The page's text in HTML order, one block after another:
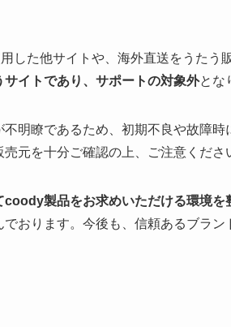
した他サイトや、海外直送をうたう
イトであり、サポートの対象外とな
明瞭であるため、初期不良や故障時
元を十分ご確認の上、ご注意くださ
coody製品をお求めいただける環境を
でおります。今後も、信頼あるブラン